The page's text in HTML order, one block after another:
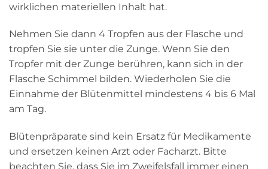
wirklichen materiellen Inhalt hat.
Nehmen Sie dann 4 Tropfen aus der Flasche und
tropfen Sie sie unter die Zunge. Wenn Sie den
Tropfer mit der Zunge berühren, kann sich in der
Flasche Schimmel bilden. Wiederholen Sie die
Einnahme der Blütenmittel mindestens 4 bis 6 Mal
am Tag.
Blütenpräparate sind kein Ersatz für Medikamente
und ersetzen keinen Arzt oder Facharzt. Bitte
beachten Sie, dass Sie im Zweifelsfall immer einen